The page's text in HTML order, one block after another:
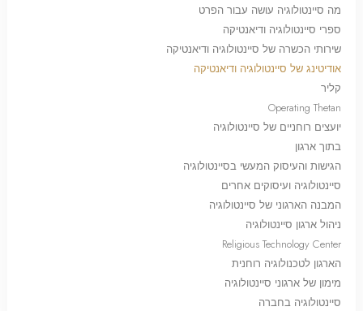
מה סיינטולוגיה עושה עבור הפרט
ספרי סיינטולוגיה ודיאנטיקה
שירותי הכשרה של סיינטולוגיה ודיאנטיקה
אודיטינג של סיינטולוגיה ודיאנטיקה
קליר
Operating Thetan
יועצים רוחניים של סיינטולוגיה
בתוך ארגון
הגישות והעיסוק המעשי בסיינטולוגיה
סיינטולוגיה ועיסוקים אחרים
המבנה הארגוני של סיינטולוגיה
ניהול ארגון סיינטולוגיה
Religious Technology Center
הארגון לטכנולוגיה רוחנית
מימון של ארגוני סיינטולוגיה
סיינטולוגיה בחברה